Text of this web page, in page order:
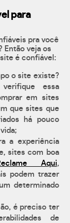
para
pra você
Então veja os
é confiável:
o site existe?
essa
em sites
que sites que
há pouco
a experiência
sites com boa
Aqui,
podem trazer
determinado
é preciso ter
de